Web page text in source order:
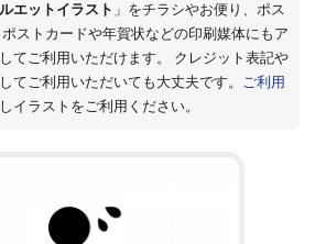
エットイラスト 」をチラシやお便り、ポス
ストカードや年賀状などの印刷媒体にもア
てご利用いただけます。 クレジット表記や
てご利用いただいても大丈夫です。 ご利用
イラストをご利用ください。